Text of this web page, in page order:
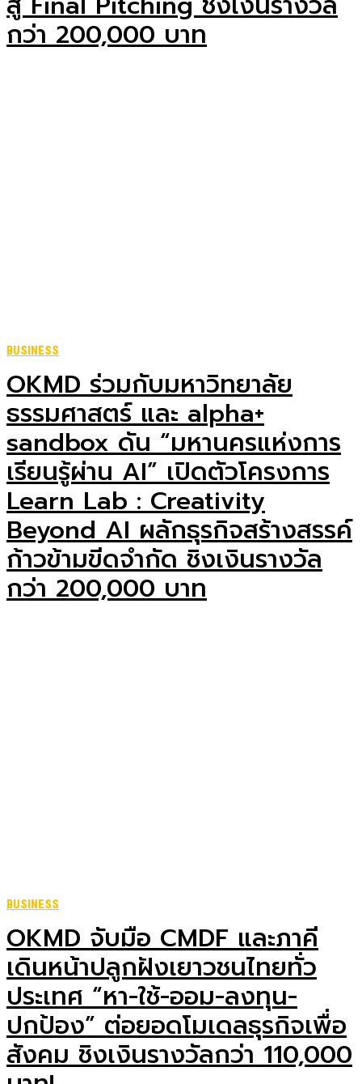
กว่า 200,000 บาท
BUSINESS
OKMD ร่วมกับมหาวิทยาลัย
ธรรมศาสตร์ และ alpha+
sandbox ดัน “มหานครแห่งการ
เรียนรู้ผ่าน AI” เปิดตัวโครงการ
Learn Lab : Creativity
Beyond AI ผลักธุรกิจสร้างสรรค์
ก้าวข้ามขีดจำกัด ชิงเงินรางวัล
กว่า 200,000 บาท
BUSINESS
OKMD จับมือ CMDF และภาคี
เดินหน้าปลูกฝังเยาวชนไทยทั่ว
ประเทศ “หา-ใช้-ออม-ลงทุน-
ปกป้อง” ต่อยอดโมเดลธุรกิจเพื่อ
สังคม ชิงเงินรางวัลกว่า 110,000